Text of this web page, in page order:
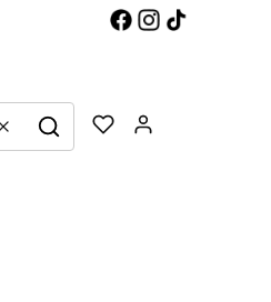
WyczyśćSzukaj